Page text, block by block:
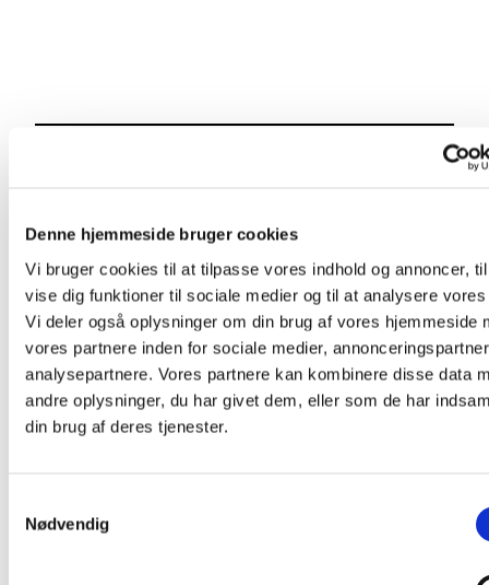
Denne hjemmeside bruger cookies
Vi bruger cookies til at tilpasse vores indhold og annoncer,
vise dig funktioner til sociale medier og til at analysere
Vi deler også oplysninger om din brug af vores hjemmeside
vores partnere inden for sociale medier,
analysepartnere. Vores partnere kan kombinere disse data
andre oplysninger, du har givet dem, eller som de har
din brug af deres tjenester.
Nødvendig
Nyheder
Læs mere her om, hvad der er nyt i vores
fællesskab.